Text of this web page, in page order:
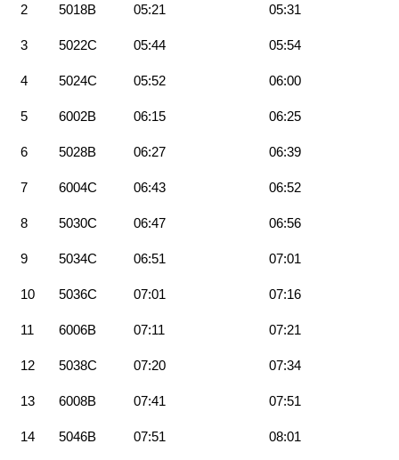
2 5018B 05:21 05:31
3 5022C 05:44 05:54
4 5024C 05:52 06:00
5 6002B 06:15 06:25
6 5028B 06:27 06:39
7 6004C 06:43 06:52
8 5030C 06:47 06:56
9 5034C 06:51 07:01
10 5036C 07:01 07:16
11 6006B 07:11 07:21
12 5038C 07:20 07:34
13 6008B 07:41 07:51
14 5046B 07:51 08:01